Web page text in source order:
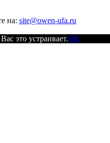
на: site@owen-ufa.ru
это устраивает.ОК